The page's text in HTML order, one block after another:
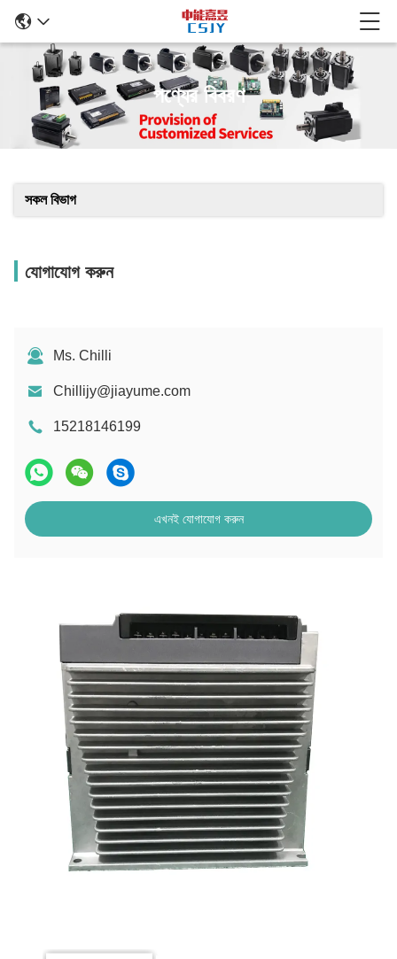
পণ্যের বিবরণ
সকল বিভাগ
যোগাযোগ করুন
Ms. Chilli
Chillijy@jiayume.com
15218146199
এখনই যোগাযোগ করুন